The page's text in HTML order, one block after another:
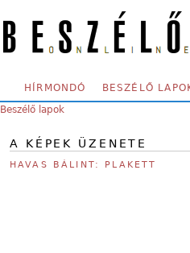
SECONDARY MENU
HÍRMONDÓ BESZÉLŐ
YOU ARE HERE:
Beszélő lapok
A KÉPEK ÜZENETE
HAVAS BÁLINT: PLAKETT